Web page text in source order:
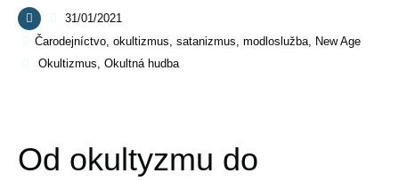
31/01/2021
Čarodejníctvo, okultizmus, satanizmus, modloslužba, New Age
Okultizmus, Okultná hudba
Od okultyzmu do